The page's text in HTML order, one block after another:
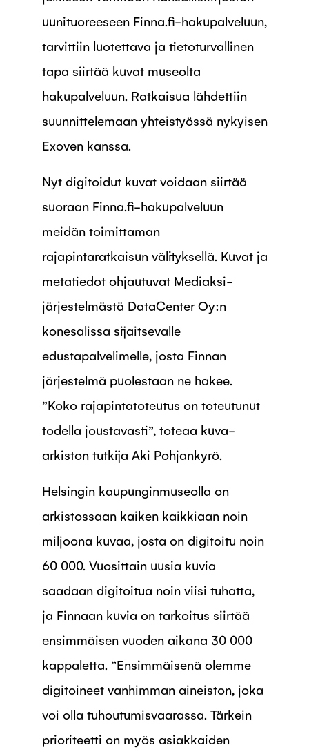
uunituoreeseen Finna.fi-hakupalveluun,
tarvittiin luotettava ja tietoturvallinen
tapa siirtää kuvat museolta
hakupalveluun. Ratkaisua lähdettiin
suunnittelemaan yhteistyössä nykyisen
Exoven kanssa.
Nyt digitoidut kuvat voidaan siirtää
suoraan Finna.fi-hakupalveluun
meidän toimittaman
rajapintaratkaisun välityksellä. Kuvat ja
metatiedot ohjautuvat Mediaksi-
järjestelmästä DataCenter Oy:n
konesalissa sijaitsevalle
edustapalvelimelle, josta Finnan
järjestelmä puolestaan ne hakee.
”Koko rajapintatoteutus on toteutunut
todella joustavasti”, toteaa kuva-
arkiston tutkija Aki Pohjankyrö.
Helsingin kaupunginmuseolla on
arkistossaan kaiken kaikkiaan noin
miljoona kuvaa, josta on digitoitu noin
60 000. Vuosittain uusia kuvia
saadaan digitoitua noin viisi tuhatta,
ja Finnaan kuvia on tarkoitus siirtää
ensimmäisen vuoden aikana 30 000
kappaletta. ”Ensimmäisenä olemme
digitoineet vanhimman aineiston, joka
voi olla tuhoutumisvaarassa. Tärkein
prioriteetti on myös asiakkaiden